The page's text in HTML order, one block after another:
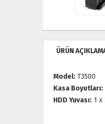
ÜRÜN
Model: T3500
Kasa Boyutları:
HDD Yuvası: 1 x